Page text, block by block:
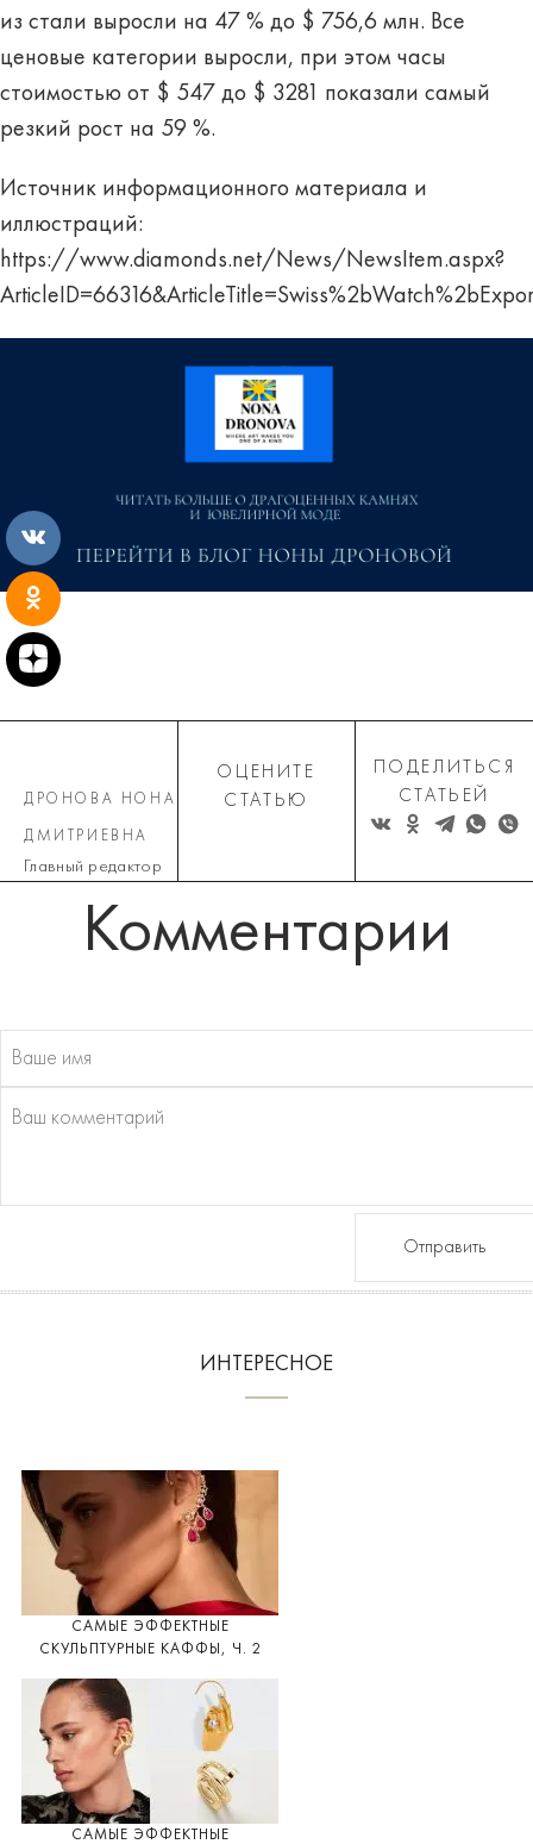
из стали выросли на 47 % до $ 756,6 млн. Все
ценовые категории выросли, при этом часы
стоимостью от $ 547 до $ 3281 показали самый
резкий рост на 59 %.
Источник информационного материала и
иллюстраций:
https://www.diamonds.net/News/NewsItem.aspx?
ДРОНОВА НОНА
ДМИТРИЕВНА
Главный редактор
ОЦЕНИТЕ
СТАТЬЮ
ПОДЕЛИТЬСЯ
СТАТЬЕЙ
Комментарии
Отправить
ИНТЕРЕСНОЕ
САМЫЕ ЭФФЕКТНЫЕ
СКУЛЬПТУРНЫЕ КАФФЫ, Ч. 2
САМЫЕ ЭФФЕКТНЫЕ